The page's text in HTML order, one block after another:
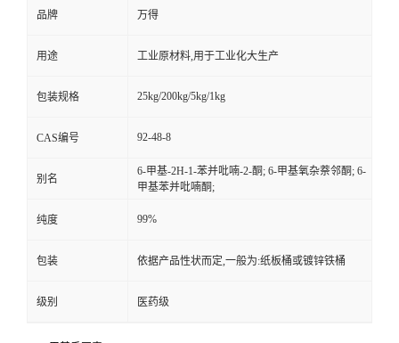
品牌 万得
用途 工业原材料,用于工业化大生产
包装规格 25kg/200kg/5kg/1kg
CAS编号 92-48-8
别名
6-甲基-2H-1-苯并吡喃-2-酮; 6-甲基氧杂萘邻酮; 6-
甲基苯并吡喃酮;
纯度 99%
包装 依据产品性状而定,一般为:纸板桶或镀锌铁桶
级别 医药级